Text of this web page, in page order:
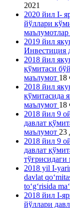
2021
2020 йил I-
йўллари
маълумотлар
2019 йил
Инвестиция
2018 йил
қўмитаси
маълумот 18
2018 йил
қўмитасида
маълумот 18
2018 йил 9
давлат
маълумот 23
2018 йил 9
давлат
2018 yil I-
davlat
to‘g‘risida
2018 йил I-
йўллари